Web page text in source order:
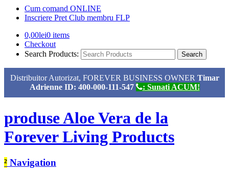
Cum comand ONLINE
Inscriere Pret Club membru FLP
0,00lei0 items
Checkout
Search Products:
Distribuitor Autorizat, FOREVER BUSINESS OWNER Timar
Adrienne ID: 400-000-111-547
: Sunati ACUM!
produse Aloe Vera de la
Forever Living Products
² Navigation